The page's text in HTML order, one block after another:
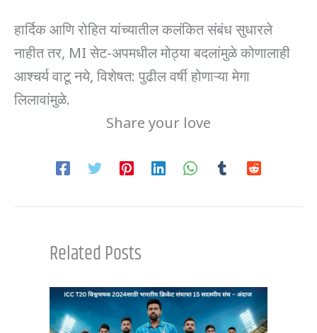
हार्दिक आणि रोहित यांच्यातील कलंकित संबंध सुधारले
नाहीत तर, MI सेट-अपमधील मोठ्या बदलांमुळे कोणालाही
आश्चर्य वाटू नये, विशेषत: पुढील वर्षी होणाऱ्या मेगा
लिलावांमुळे.
Share your love
Related Posts